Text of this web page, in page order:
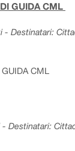
GUIDA CML
- Destinatari:
CML
Destinatari: